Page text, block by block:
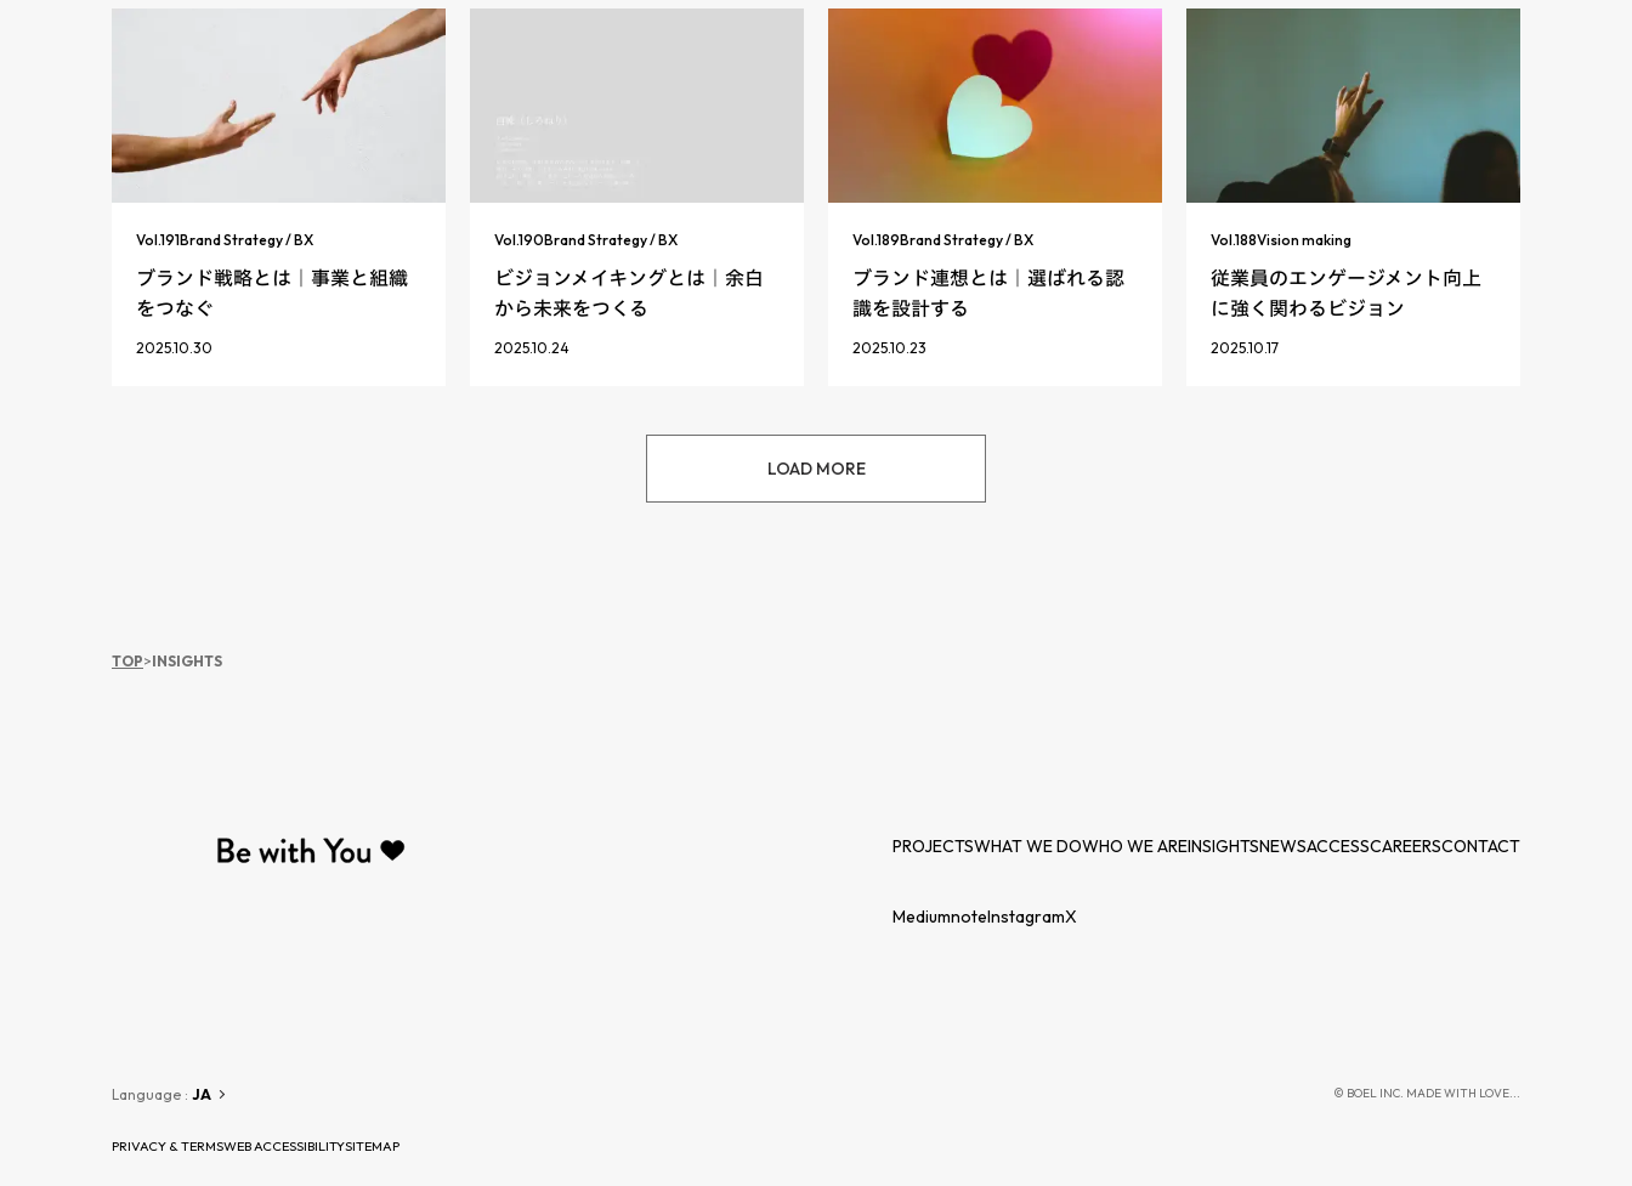
Vol.191Brand Strategy / BX
ブランド戦略とは｜事業と組織
をつなぐ
2025.10.30
Vol.190Brand Strategy / BX
ビジョンメイキングとは｜余白
から未来をつくる
2025.10.24
Vol.189Brand Strategy / BX
ブランド連想とは｜選ばれる認
識を設計する
2025.10.23
Vol.188Vision making
従業員のエンゲージメント向上
に強く関わるビジョン
2025.10.17
LOAD MORE
TOP>INSIGHTS
PROJECTSWHAT WE DOWHO WE AREINSIGHTSNEWSACCESSCAREERSCONTACT
MediumnoteInstagramX
Language : JA
PRIVACY & TERMSWEB ACCESSIBILITYSITEMAP
© BOEL INC. MADE WITH LOVE...